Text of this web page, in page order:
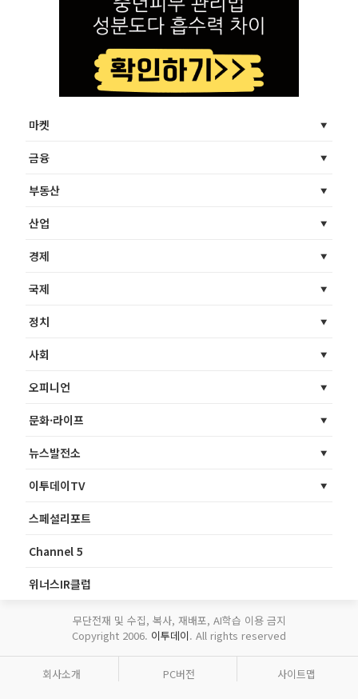
마켓
금융
부동산
산업
경제
국제
정치
사회
오피니언
문화·라이프
뉴스발전소
이투데이TV
스페셜리포트
Channel 5
위너스IR클럽
무단전재 및 수집, 복사, 재배포, AI학습 이용 금지
Copyright 2006. 이투데이. All rights reserved
회사소개 PC버전 사이트맵